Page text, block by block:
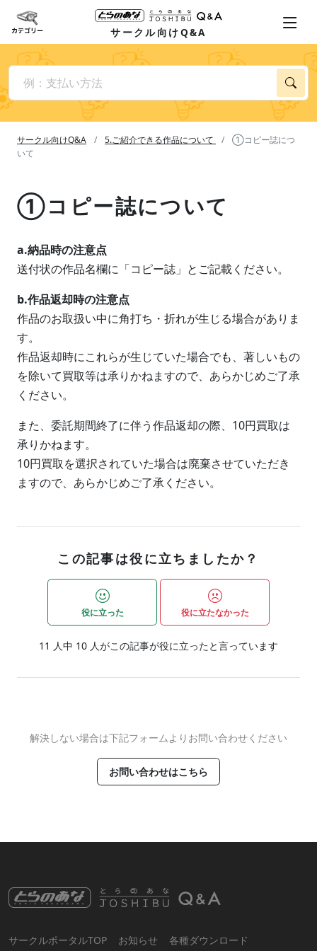
サークル向けQ&A
サークル向けQ&A 5.ご紹介できる作品について
①コピー誌につ
いて
①コピー誌について
a.納品時の注意点
送付状の作品名欄に「コピー誌」とご記載ください。
b.作品返却時の注意点
作品のお取扱い中に角打ち・折れが生じる場合がありま
す。
作品返却時にこれらが生じていた場合でも、著しいもの
を除いて買取等は承りかねますので、あらかじめご了承
ください。
また、委託期間終了に伴う作品返却の際、10円買取は
承りかねます。
10円買取を選択されていた場合は廃棄させていただき
ますので、あらかじめご了承ください。
この記事は役に立ちましたか？
役に立った 役に立たなかった
11 人中 10 人がこの記事が役に立ったと言っています
解決しない場合は下記フォームよりお問い合わせください
お問い合わせはこちら
サークルポータルTOP お知らせ 各種ダウンロード